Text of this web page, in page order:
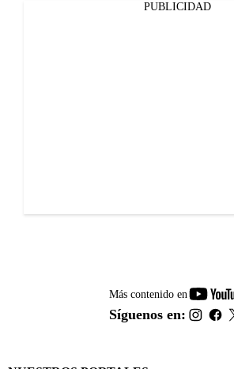
PUBLICIDAD
Más contenido en
Síguenos en: